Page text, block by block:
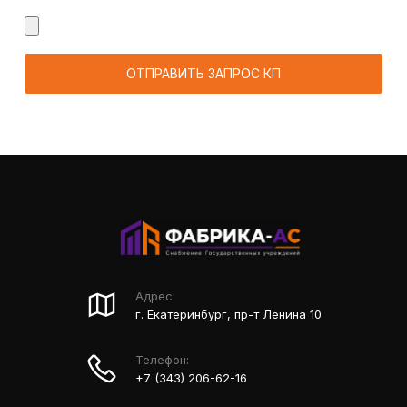
Адрес:
г. Екатеринбург, пр-т Ленина 10
Телефон:
+7 (343) 206-62-16